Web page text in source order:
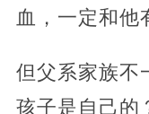
血，一定和他
但父系家族不
孩子是自己的